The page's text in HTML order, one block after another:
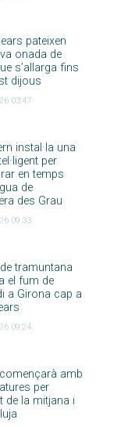
pateixen
onada de
s’allarga fins
dijous
03:47
instal·la una
per
en temps
de
des Grau
09:33
tramuntana
el fum de
a Girona cap a
09:24
començarà amb
per
de la mitjana i